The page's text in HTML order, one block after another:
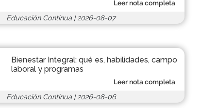
Leer nota completa
Educación Continua|2026-08-07
Bienestar Integral: qué es, habilidades, campo
laboral y programas
Leer nota completa
Educación Continua|2026-08-06